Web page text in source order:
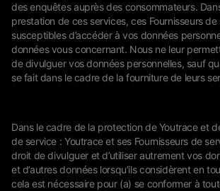
des enquêtes auprès des consommateurs.
prestation de ces services, ces Fournisseurs
susceptibles d’accéder à vos données
données vous concernant. Nous ne leur
de divulguer vos données personnelles, sauf
se fait dans le cadre de la fourniture de leurs
Dans le cadre de la protection de Youtrace et
de service : Youtrace et ses Fournisseurs de
droit de divulguer et d’utiliser autrement vos
et d’autres données lorsqu’ils considèrent en
cela est nécessaire pour (a) se conformer à